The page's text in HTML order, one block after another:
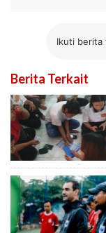
Ikuti berita
Berita Terkait